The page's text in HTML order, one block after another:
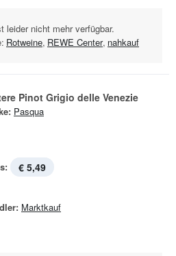
leider nicht mehr verfügbar.
Rotweine, REWE Center, nahkauf
Pinot Grigio delle Venezie
Pasqua
€ 5,49
Marktkauf